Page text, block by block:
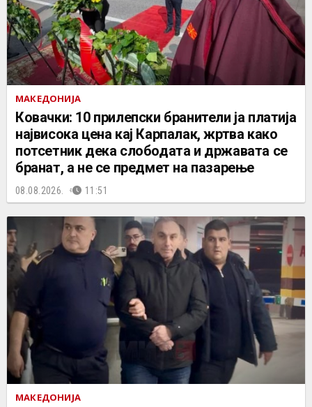
МАКЕДОНИЈА
Ковачки: 10 прилепски бранители ја платија
највисока цена кај Карпалак, жртва како
потсетник дека слободата и државата се
бранат, а не се предмет на пазарење
08.08.2026. 11:51
МАКЕДОНИЈА